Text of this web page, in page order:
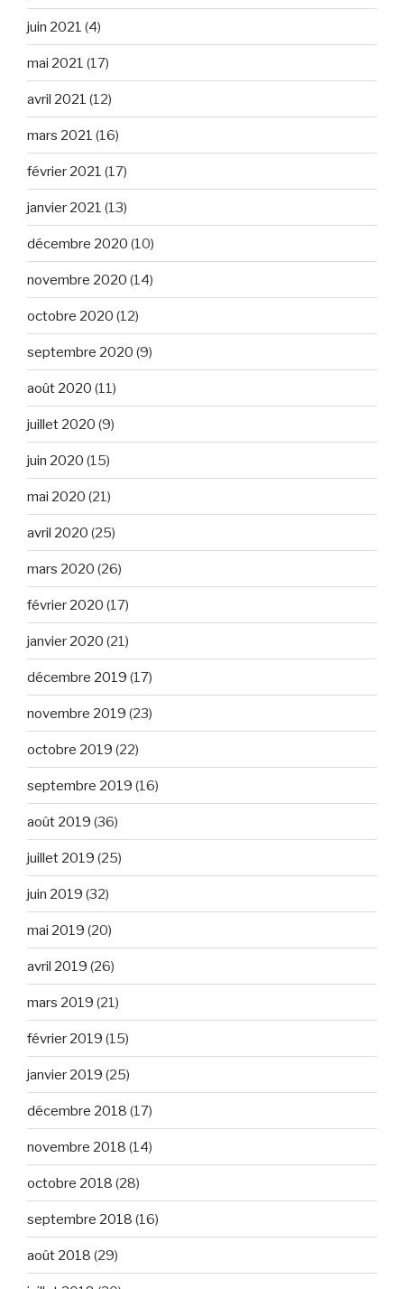
juin 2021 (4)
mai 2021 (17)
avril 2021 (12)
mars 2021 (16)
février 2021 (17)
janvier 2021 (13)
décembre 2020 (10)
novembre 2020 (14)
octobre 2020 (12)
septembre 2020 (9)
août 2020 (11)
juillet 2020 (9)
juin 2020 (15)
mai 2020 (21)
avril 2020 (25)
mars 2020 (26)
février 2020 (17)
janvier 2020 (21)
décembre 2019 (17)
novembre 2019 (23)
octobre 2019 (22)
septembre 2019 (16)
août 2019 (36)
juillet 2019 (25)
juin 2019 (32)
mai 2019 (20)
avril 2019 (26)
mars 2019 (21)
février 2019 (15)
janvier 2019 (25)
décembre 2018 (17)
novembre 2018 (14)
octobre 2018 (28)
septembre 2018 (16)
août 2018 (29)